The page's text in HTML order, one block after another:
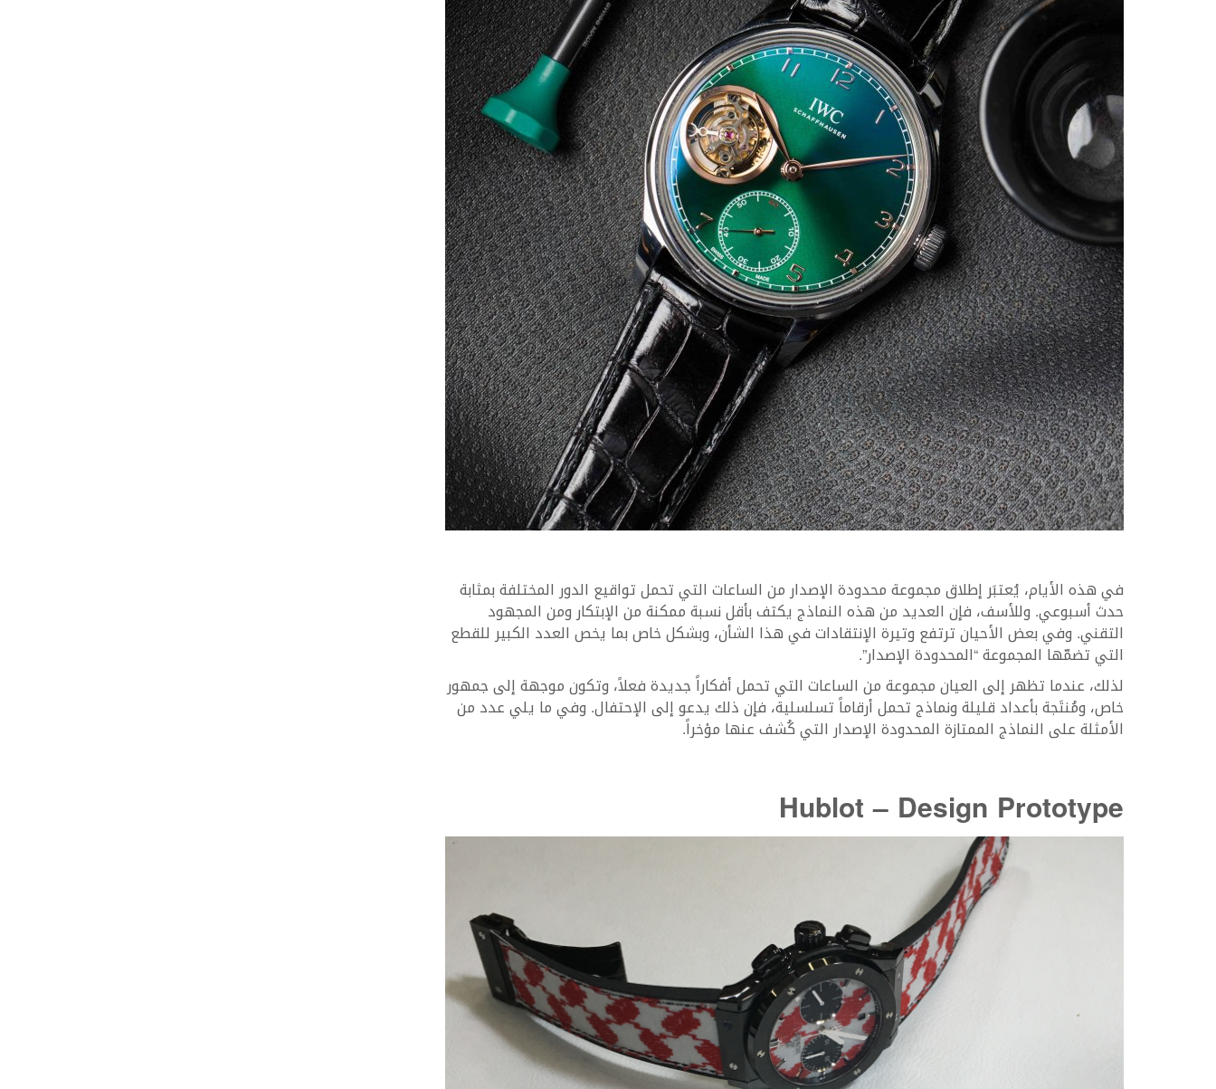
في هذه الأيام، يُعتبَر إطلاق مجموعة محدودة الإصدار من الساعات التي تحمل تواقيع الدور المختلفة بمثابة
حدث أسبوعي. وللأسف، فإن العديد من هذه النماذج يكتف بأقل نسبة ممكنة من الإبتكار ومن المجهود
التقني. وفي بعض الأحيان ترتفع وتيرة الإنتقادات في هذا الشأن، وبشكل خاص بما يخص العدد الكبير للقطع
التي تضمّها المجموعة “المحدودة الإصدار”.
لذلك، عندما تظهر إلى العيان مجموعة من الساعات التي تحمل أفكاراً جديدة فعلاً، وتكون موجهة إلى جمهور
خاص، ومُنتَجة بأعداد قليلة ونماذج تحمل أرقاماً تسلسلية، فإن ذلك يدعو إلى الإحتفال. وفي ما يلي عدد من
الأمثلة على النماذج الممتازة المحدودة الإصدار التي كُشف عنها مؤخراً.
Hublot – Design Prototype